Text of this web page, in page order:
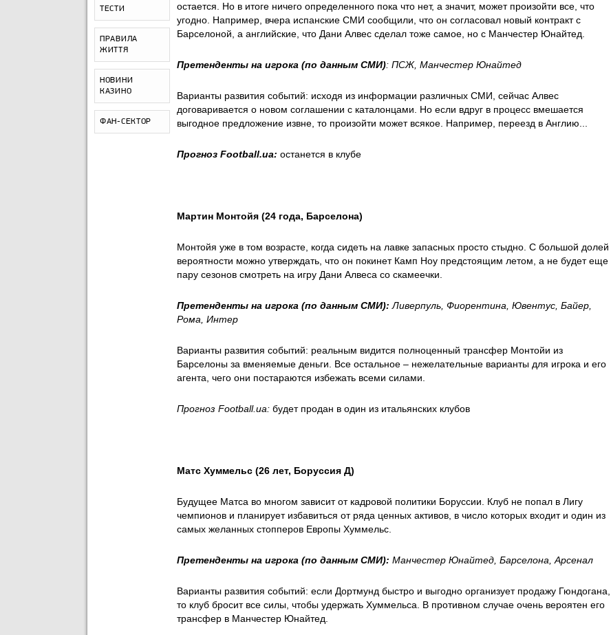
ТЕСТИ
ПРАВИЛА
ЖИТТЯ
НОВИНИ
КАЗИНО
ФАН-СЕКТОР
остается. Но в итоге ничего определенного пока что нет, а значит, может произойти все, что
угодно. Например, вчера испанские СМИ сообщили, что он согласовал новый контракт с
Барселоной, а английские, что Дани Алвес сделал тоже самое, но с Манчестер Юнайтед.
Претенденты на игрока (по данным СМИ): ПСЖ, Манчестер Юнайтед
Варианты развития событий: исходя из информации различных СМИ, сейчас Алвес
договаривается о новом соглашении с каталонцами. Но если вдруг в процесс вмешается
выгодное предложение извне, то произойти может всякое. Например, переезд в Англию...
Прогноз Football.ua: останется в клубе
Мартин Монтойя (24 года, Барселона)
Монтойя уже в том возрасте, когда сидеть на лавке запасных просто стыдно. С большой долей
вероятности можно утверждать, что он покинет Камп Ноу предстоящим летом, а не будет еще
пару сезонов смотреть на игру Дани Алвеса со скамеечки.
Претенденты на игрока (по данным СМИ): Ливерпуль, Фиорентина, Ювентус, Байер,
Рома, Интер
Варианты развития событий: реальным видится полноценный трансфер Монтойи из
Барселоны за вменяемые деньги. Все остальное – нежелательные варианты для игрока и его
агента, чего они постараются избежать всеми силами.
Прогноз Football.ua: будет продан в один из итальянских клубов
Матс Хуммельс (26 лет, Боруссия Д)
Будущее Матса во многом зависит от кадровой политики Боруссии. Клуб не попал в Лигу
чемпионов и планирует избавиться от ряда ценных активов, в число которых входит и один из
самых желанных стопперов Европы Хуммельс.
Претенденты на игрока (по данным СМИ): Манчестер Юнайтед, Барселона, Арсенал
Варианты развития событий: если Дортмунд быстро и выгодно организует продажу Гюндогана,
то клуб бросит все силы, чтобы удержать Хуммельса. В противном случае очень вероятен его
трансфер в Манчестер Юнайтед.